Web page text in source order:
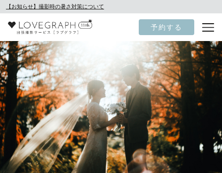
【お知らせ】撮影時の暑さ対策について
予約する